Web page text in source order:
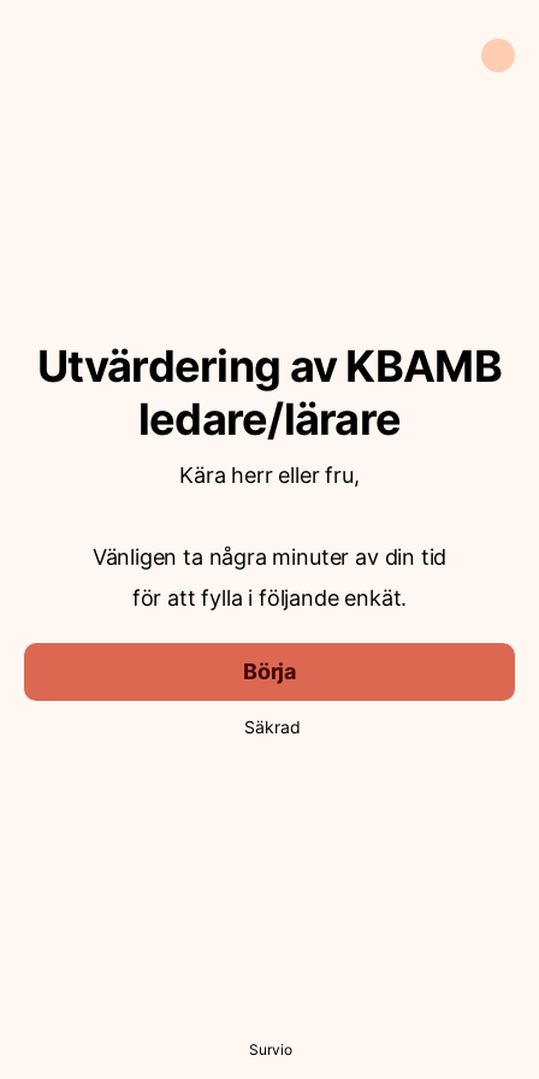
Utvärdering av KBAMB
ledare/lärare
Kära herr eller fru,
Vänligen ta några minuter av din tid
för att fylla i följande enkät.
Börja
Säkrad
Survio